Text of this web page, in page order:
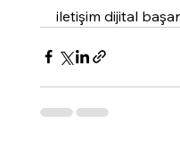
iletişim dijital